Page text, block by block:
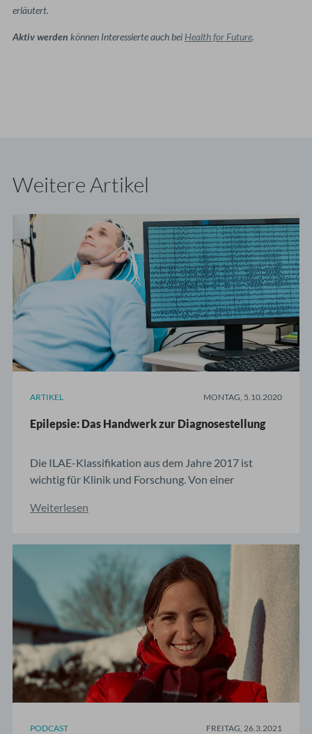
erläutert.
Aktiv werden können Interessierte auch bei Health for Future.
Weitere Artikel
ARTIKEL MONTAG, 5.10.2020
Epilepsie: Das Handwerk zur Diagnosestellung
Die ILAE-Klassifikation aus dem Jahre 2017 ist
wichtig für Klinik und Forschung. Von einer
Klassifikation von Epilepsien ist das wichtigste
Patienten, der unter Anfällen leidet”, so heißt es im ...
Weiterlesen
PODCAST FREITAG, 26.3.2021